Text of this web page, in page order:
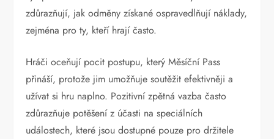
zdůrazňují, jak odměny získané ospravedlňují náklady,
zejména pro ty, kteří hrají často.
Hráči oceňují pocit postupu, který Měsíční Pass
přináší, protože jim umožňuje soutěžit efektivněji a
užívat si hru naplno. Pozitivní zpětná vazba často
zdůrazňuje potěšení z účasti na speciálních
událostech, které jsou dostupné pouze pro držitele